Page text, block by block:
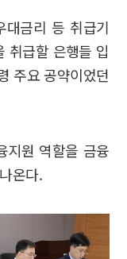
대금리 등 취급기
취급할 은행들 입
주요 공약이었던
지원 역할을 금융
온다.